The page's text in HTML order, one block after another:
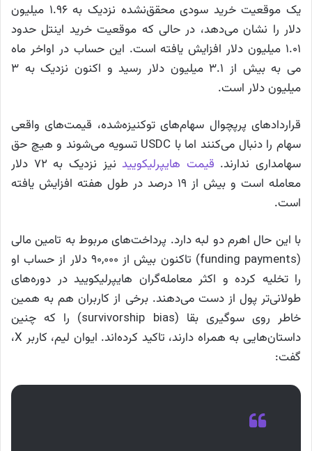
یک موقعیت خرید سودی محقق‌نشده نزدیک به ۱.۹۶ میلیون
دلار را نشان می‌دهد، در حالی که موقعیت خرید اینتل حدود
۱.۰۱ میلیون دلار افزایش یافته است. این حساب در اواخر ماه
می به بیش از ۳.۱ میلیون دلار رسید و اکنون نزدیک به ۳
میلیون دلار است.
قراردادهای پرپچوال سهام‌های توکنیزه‌شده، قیمت‌های واقعی
سهام را دنبال می‌کنند اما با USDC تسویه می‌شوند و هیچ حق
سهامداری ندارند. قیمت هایپرلیکویید
نیز نزدیک به ۷۲ دلار
معامله است و بیش از ۱۹ درصد در طول هفته افزایش یافته
است.
با این حال اهرم دو لبه دارد. پرداخت‌های مربوط به تامین مالی
(funding payments) تاکنون بیش از ۹۰,۰۰۰ دلار از حساب او
را تخلیه کرده و اکثر معامله‌گران هایپرلیکویید در دوره‌های
طولانی‌تر پول از دست می‌دهند. برخی از کاربران هم به همین
خاطر روی سوگیری بقا (survivorship bias) را که چنین
داستان‌هایی به همراه دارند، تاکید کرده‌اند. ایوان لیم، کاربر X،
گفت: